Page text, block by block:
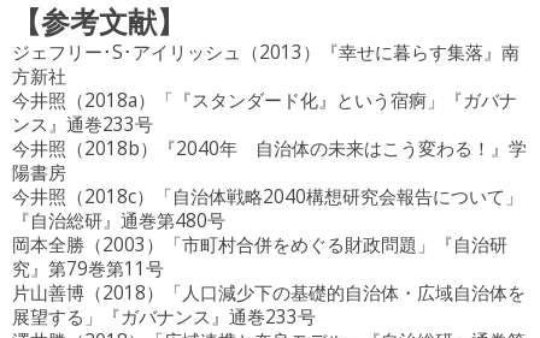
【参考文献】
ジェフリー･S･アイリッシュ（2013）『幸せに暮らす集落』南
方新社
今井照（2018a）「『スタンダード化』という宿痾」『ガバナ
ンス』通巻233号
今井照（2018b）『2040年 自治体の未来はこう変わる！』学
陽書房
今井照（2018c）「自治体戦略2040構想研究会報告について」
『自治総研』通巻第480号
岡本全勝（2003）「市町村合併をめぐる財政問題」『自治研
究』第79巻第11号
片山善博（2018）「人口減少下の基礎的自治体・広域自治体を
展望する」『ガバナンス』通巻233号